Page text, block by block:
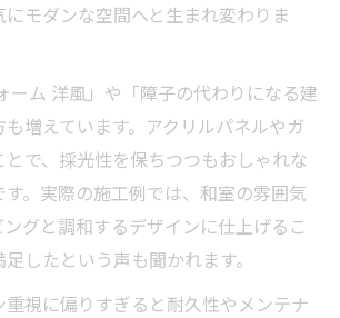
モダンな空間へと生まれ変わりま
ーム 洋風」や「障子の代わりになる建
増えています。アクリルパネルやガ
で、採光性を保ちつつもおしゃれな
。実際の施工例では、和室の雰囲気
グと調和するデザインに仕上げるこ
したという声も聞かれます。
重視に偏りすぎると耐久性やメンテナ